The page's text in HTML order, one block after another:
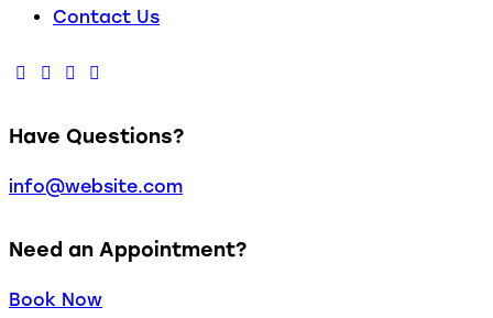
Contact Us
Have Questions?
info@website.com
Need an Appointment?
Book Now